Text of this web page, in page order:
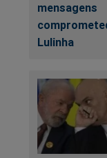
mensagens
Lulinha